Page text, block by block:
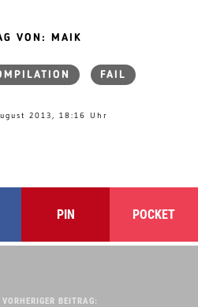
VON: MAIK
FAIL
2013, 18:16 Uhr
PIN POCKET
VORHERIGER BEITRAG: